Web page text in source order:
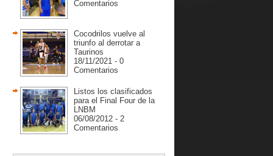
Comentarios
Cocodrilos vuelve al
triunfo al derrotar a
Taurinos
18/11/2021 - 0
Comentarios
Listos los clasificados
para el Final Four de la
LNBM
06/08/2012 - 2
Comentarios